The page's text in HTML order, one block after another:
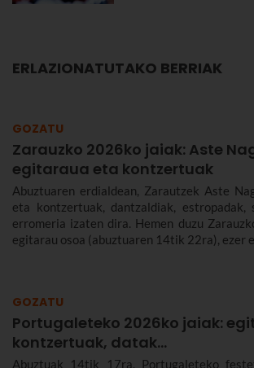
ERLAZIONATUTAKO BERRIAK
GOZATU
Zarauzko 2026ko jaiak: Aste
egitaraua eta kontzertuak
Abuztuaren erdialdean, Zarautzek Aste
eta kontzertuak, dantzaldiak,
erromeria izaten dira. Hemen duzu
egitarau osoa (abuztuaren 14tik 22ra), ezer
GOZATU
Portugaleteko 2026ko jaiak:
kontzertuak, datak...
Abuztuak 14tik 17ra, Portugaleteko